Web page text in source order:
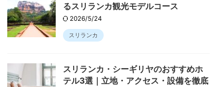
るスリランカ観光モデルコース
2026/5/24
スリランカ
スリランカ・シーギリヤのおすすめホ
テル3選｜立地・アクセス・設備を徹底